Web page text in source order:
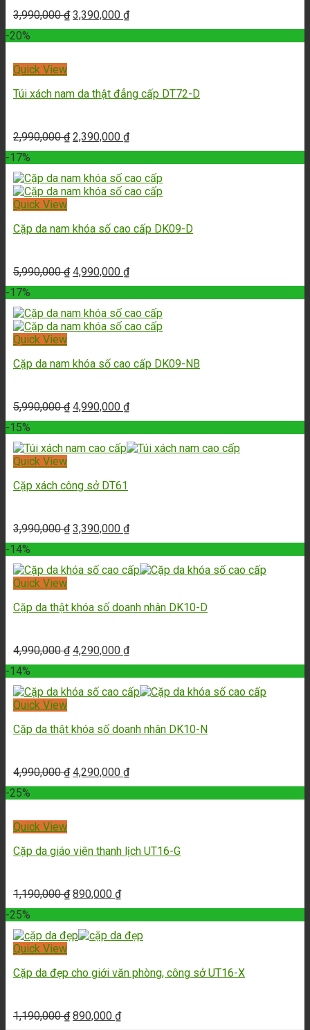
3,990,000₫ 3,390,000 ₫
-20%
Quick View
Túi xách nam da thật đẳng cấp DT72-D
2,990,000₫ 2,390,000 ₫
-17%
Quick View
Cặp da nam khóa số cao cấp DK09-D
5,990,000₫ 4,990,000 ₫
-17%
Quick View
Cặp da nam khóa số cao cấp DK09-NB
5,990,000₫ 4,990,000 ₫
-15%
Quick View
Cặp xách công sở DT61
3,990,000₫ 3,390,000 ₫
-14%
Quick View
Cặp da thật khóa số doanh nhân DK10-D
4,990,000₫ 4,290,000 ₫
-14%
Quick View
Cặp da thật khóa số doanh nhân DK10-N
4,990,000₫ 4,290,000 ₫
-25%
Quick View
Cặp da giáo viên thanh lịch UT16-G
1,190,000₫ 890,000 ₫
-25%
Quick View
Cặp da đẹp cho giới văn phòng, công sở UT16-X
1,190,000₫ 890,000 ₫